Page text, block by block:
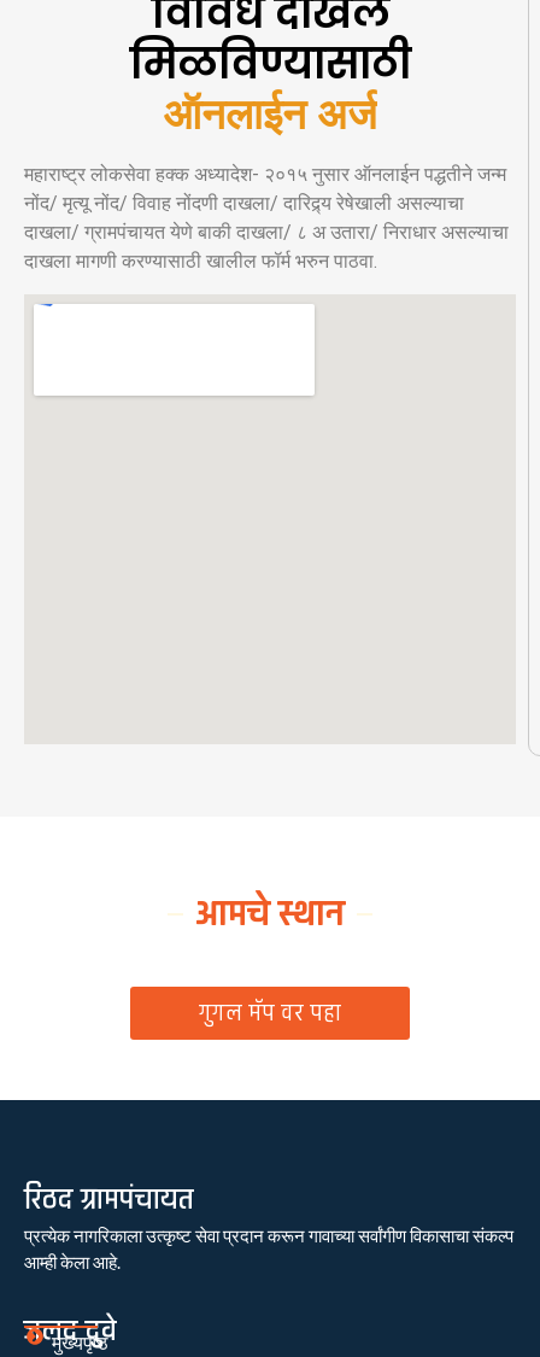
विविध दाखले
मिळविण्यासाठी
ऑनलाईन अर्ज
महाराष्ट्र लोकसेवा हक्क अध्यादेश- २०१५ नुसार ऑनलाईन पद्धतीने जन्म
नोंद/ मृत्यू नोंद/ विवाह नोंदणी दाखला/ दारिद्र्य रेषेखाली असल्याचा
दाखला/ ग्रामपंचायत येणे बाकी दाखला/ ८ अ उतारा/ निराधार असल्याचा
दाखला मागणी करण्यासाठी खालील फॉर्म भरुन पाठवा.
आमचे स्थान
गुगल मॅप वर पहा
रिठद ग्रामपंचायत
प्रत्येक नागरिकाला उत्कृष्ट सेवा प्रदान करून गावाच्या सर्वांगीण विकासाचा संकल्प
आम्ही केला आहे.
जलद दुवे
मुख्यपृष्ठ